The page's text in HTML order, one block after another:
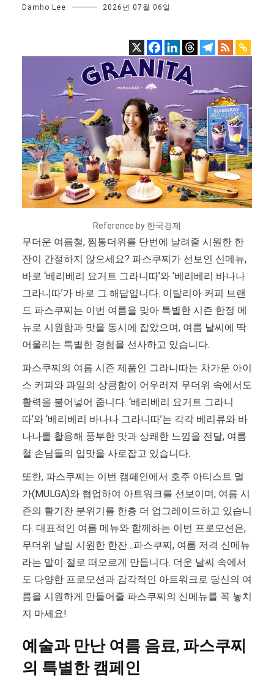
Damho Lee 2026년 07월 06일
Reference by 한국경제
무더운 여름철, 찜통더위를 단번에 날려줄 시원한 한
잔이 간절하지 않으세요? 파스쿠찌가 선보인 신메뉴,
바로 ‘베리베리 요거트 그라니따’와 ‘베리베리 바나나
그라니따’가 바로 그 해답입니다. 이탈리아 커피 브랜
드 파스쿠찌는 이번 여름을 맞아 특별한 시즌 한정 메
뉴로 시원함과 맛을 동시에 잡았으며, 여름 날씨에 딱
어울리는 특별한 경험을 선사하고 있습니다.
파스쿠찌의 여름 시즌 제품인 그라니따는 차가운 아이
스 커피와 과일의 상큼함이 어우러져 무더위 속에서도
활력을 불어넣어 줍니다. ‘베리베리 요거트 그라니
따’와 ‘베리베리 바나나 그라니따’는 각각 베리류와 바
나나를 활용해 풍부한 맛과 상쾌한 느낌을 전달, 여름
철 손님들의 입맛을 사로잡고 있습니다.
또한, 파스쿠찌는 이번 캠페인에서 호주 아티스트 멀
가(MULGA)와 협업하여 아트워크를 선보이며, 여름 시
즌의 활기찬 분위기를 한층 더 업그레이드하고 있습니
다. 대표적인 여름 메뉴와 함께하는 이번 프로모션은,
무더위 날릴 시원한 한잔…파스쿠찌, 여름 저격 신메뉴
라는 말이 절로 떠오르게 만듭니다. 더운 날씨 속에서
도 다양한 프로모션과 감각적인 아트워크로 당신의 여
름을 시원하게 만들어줄 파스쿠찌의 신메뉴를 꼭 놓치
지 마세요!
예술과 만난 여름 음료, 파스쿠찌
의 특별한 캠페인